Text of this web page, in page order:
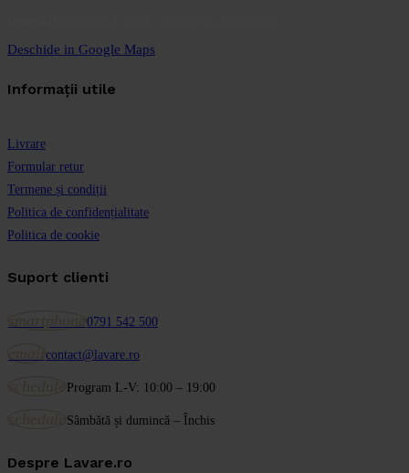
Deschide in Google Maps
Informații utile
Livrare
Formular retur
Termene și condiții
Politica de confidențialitate
Politica de cookie
Suport clienti
0791 542 500
contact@lavare.ro
Program L-V: 10:00 – 19:00
Sâmbătă și dumincă – Închis
Despre Lavare.ro